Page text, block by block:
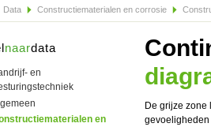
Data Constructiematerialen en corrosie
naardata
en
en
De grijze zone
gevoeligheden